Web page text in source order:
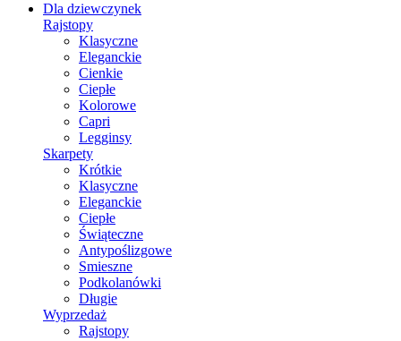
Dla dziewczynek
Rajstopy
Klasyczne
Eleganckie
Cienkie
Ciepłe
Kolorowe
Capri
Legginsy
Skarpety
Krótkie
Klasyczne
Eleganckie
Ciepłe
Świąteczne
Antypoślizgowe
Smieszne
Podkolanówki
Długie
Wyprzedaż
Rajstopy